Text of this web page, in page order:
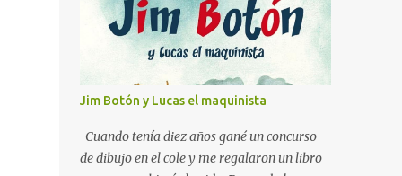
Jim Botón y Lucas el maquinista
Cuando tenía diez años gané un concurso
de dibujo en el cole y me regalaron un libro